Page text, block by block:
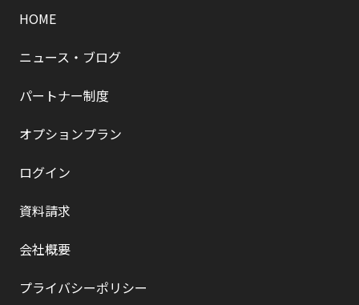
HOME
ニュース・ブログ
パートナー制度
オプションプラン
ログイン
資料請求
会社概要
プライバシーポリシー